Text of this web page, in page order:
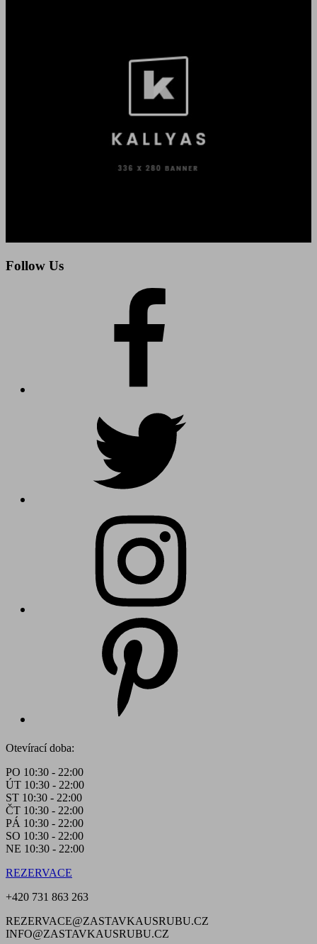
Follow Us
Otevírací doba:
PO 10:30 - 22:00
ÚT 10:30 - 22:00
ST 10:30 - 22:00
ČT 10:30 - 22:00
PÁ 10:30 - 22:00
SO 10:30 - 22:00
NE 10:30 - 22:00
REZERVACE
+420 731 863 263
REZERVACE@ZASTAVKAUSRUBU.CZ
INFO@ZASTAVKAUSRUBU.CZ